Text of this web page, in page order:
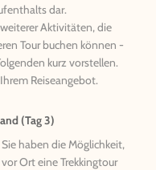
dar.
Aktivitäten, die
Tour buchen können -
kurz vorstellen.
Reiseangebot.
(Tag 3)
Sie haben die Möglichkeit,
vor Ort eine Trekkingtour